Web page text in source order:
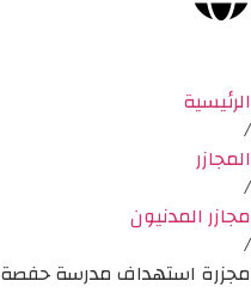
الرئيسية
/
المجازر
/
مجازر المدنيون
/
مجزرة استهداف مدرسة حفصة